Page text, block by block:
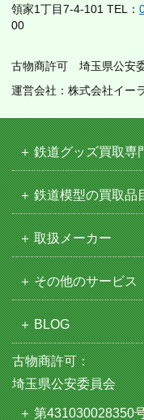
領家1丁目7-4-101 TEL：
00
古物商許可 埼玉県公安
運営会社：株式会社イー
鉄道グッズ買取専
鉄道模型の買取品
取扱メーカー
その他のサービス
BLOG
古物商許可：
埼玉県公安委員会
第431030028350